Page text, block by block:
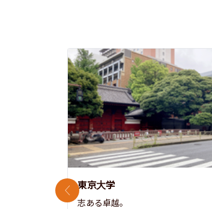
東京大学
志ある卓越。
前のスライド